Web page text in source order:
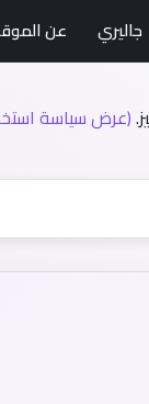
(عرض سياسة
جاليري عن